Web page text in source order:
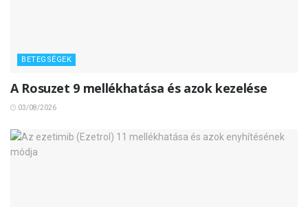
BETEGSÉGEK
A Rosuzet 9 mellékhatása és azok kezelése
03/08/2026